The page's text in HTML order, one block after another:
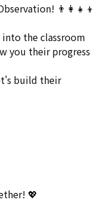
👨‍👩‍👧‍👦
the classroom
you their progress
build their
💖